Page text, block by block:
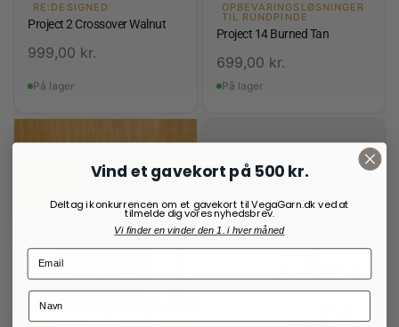
RE:DESIGNED
Project 2 Crossover Walnut
999,00 kr.
På lager
OPBEVARINGSLØSNINGER
TIL RUNDPINDE
Project 14 Burned Tan
699,00 kr.
På lager
Vind et gavekort på 500 kr.
Deltag i konkurrencen om et gavekort til VegaGarn.dk ved at
tilmelde dig vores nyhedsbrev.
Vi finder en vinder den 1. i hver måned